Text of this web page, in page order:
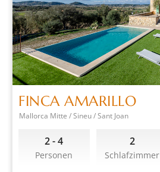
FINCA AMARILLO
Mallorca Mitte / Sineu / Sant Joan
2 - 4
Personen
2
Schlafzimmer